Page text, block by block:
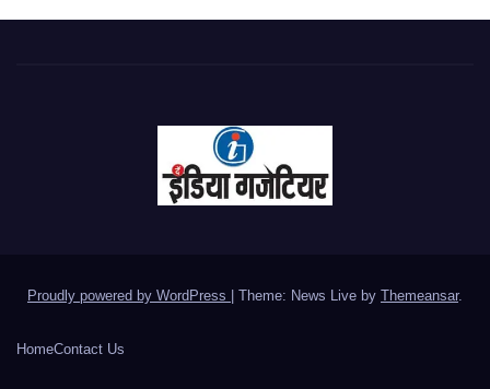
Proudly powered by WordPress Theme: News Live by Themeansar.
HomeContact Us